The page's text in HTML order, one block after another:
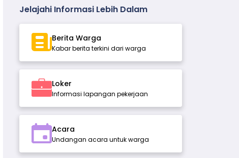
Jelajahi Informasi Lebih Dalam
Berita Warga
Kabar berita terkini dari warga
Loker
Informasi lapangan pekerjaan
Acara
Undangan acara untuk warga